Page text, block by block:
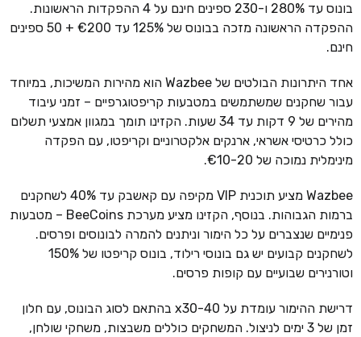
בונוס עד 280% ו-230 ספינים חינם על 4 ההפקדות הראשונות.
ההפקדה הראשונה מזכה בבונוס של 125% עד €200 + 50 ספינים
חינם.
אחד היתרונות הבולטים של Wazbee הוא מהירות המשיכות, במיוחד
עבור שחקנים שמשתמשים במטבעות קריפטוגרפיים – זמני עיבוד
מהירים של 9 דקות עד 34 שעות. הקזינו תומך במגוון אמצעי תשלום
כולל כרטיסי אשראי, ארנקים אלקטרוניים וקריפטו, עם הפקדה
מינימלית נמוכה של €10-20.
Wazbee מציע תוכנית VIP מקיפה עם קאשבק עד 40% לשחקנים
ברמות הגבוהות. בנוסף, הקזינו מציע מערכת BeeCoins – מטבעות
פנימיים שנצברים על כל הימור וניתנים להמרה לבונוסים ופרסים.
לשחקנים קבועים יש גם בונוסי רילוד, בונוס קריפטו של 150%
וטורנירים שבועיים עם קופות פרסים.
דרישת ההימור עומדת על x30-40 בהתאם לסוג הבונוס, עם חלון
זמן של 3 ימים לניצול. המשחקים כוללים משבצות, משחקי שולחן,